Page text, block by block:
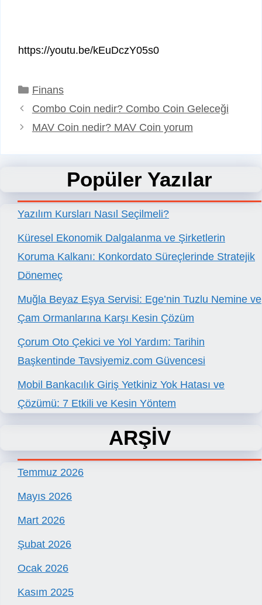
https://youtu.be/kEuDczY05s0
Kategoriler
Finans
Combo Coin nedir? Combo Coin Geleceği
MAV Coin nedir? MAV Coin yorum
Popüler Yazılar
Yazılım Kursları Nasıl Seçilmeli?
Küresel Ekonomik Dalgalanma ve Şirketlerin
Koruma Kalkanı: Konkordato Süreçlerinde Stratejik
Dönemeç
Muğla Beyaz Eşya Servisi: Ege’nin Tuzlu Nemine ve
Çam Ormanlarına Karşı Kesin Çözüm
Çorum Oto Çekici ve Yol Yardım: Tarihin
Başkentinde Tavsiyemiz.com Güvencesi
Mobil Bankacılık Giriş Yetkiniz Yok Hatası ve
Çözümü: 7 Etkili ve Kesin Yöntem
ARŞİV
Temmuz 2026
Mayıs 2026
Mart 2026
Şubat 2026
Ocak 2026
Kasım 2025